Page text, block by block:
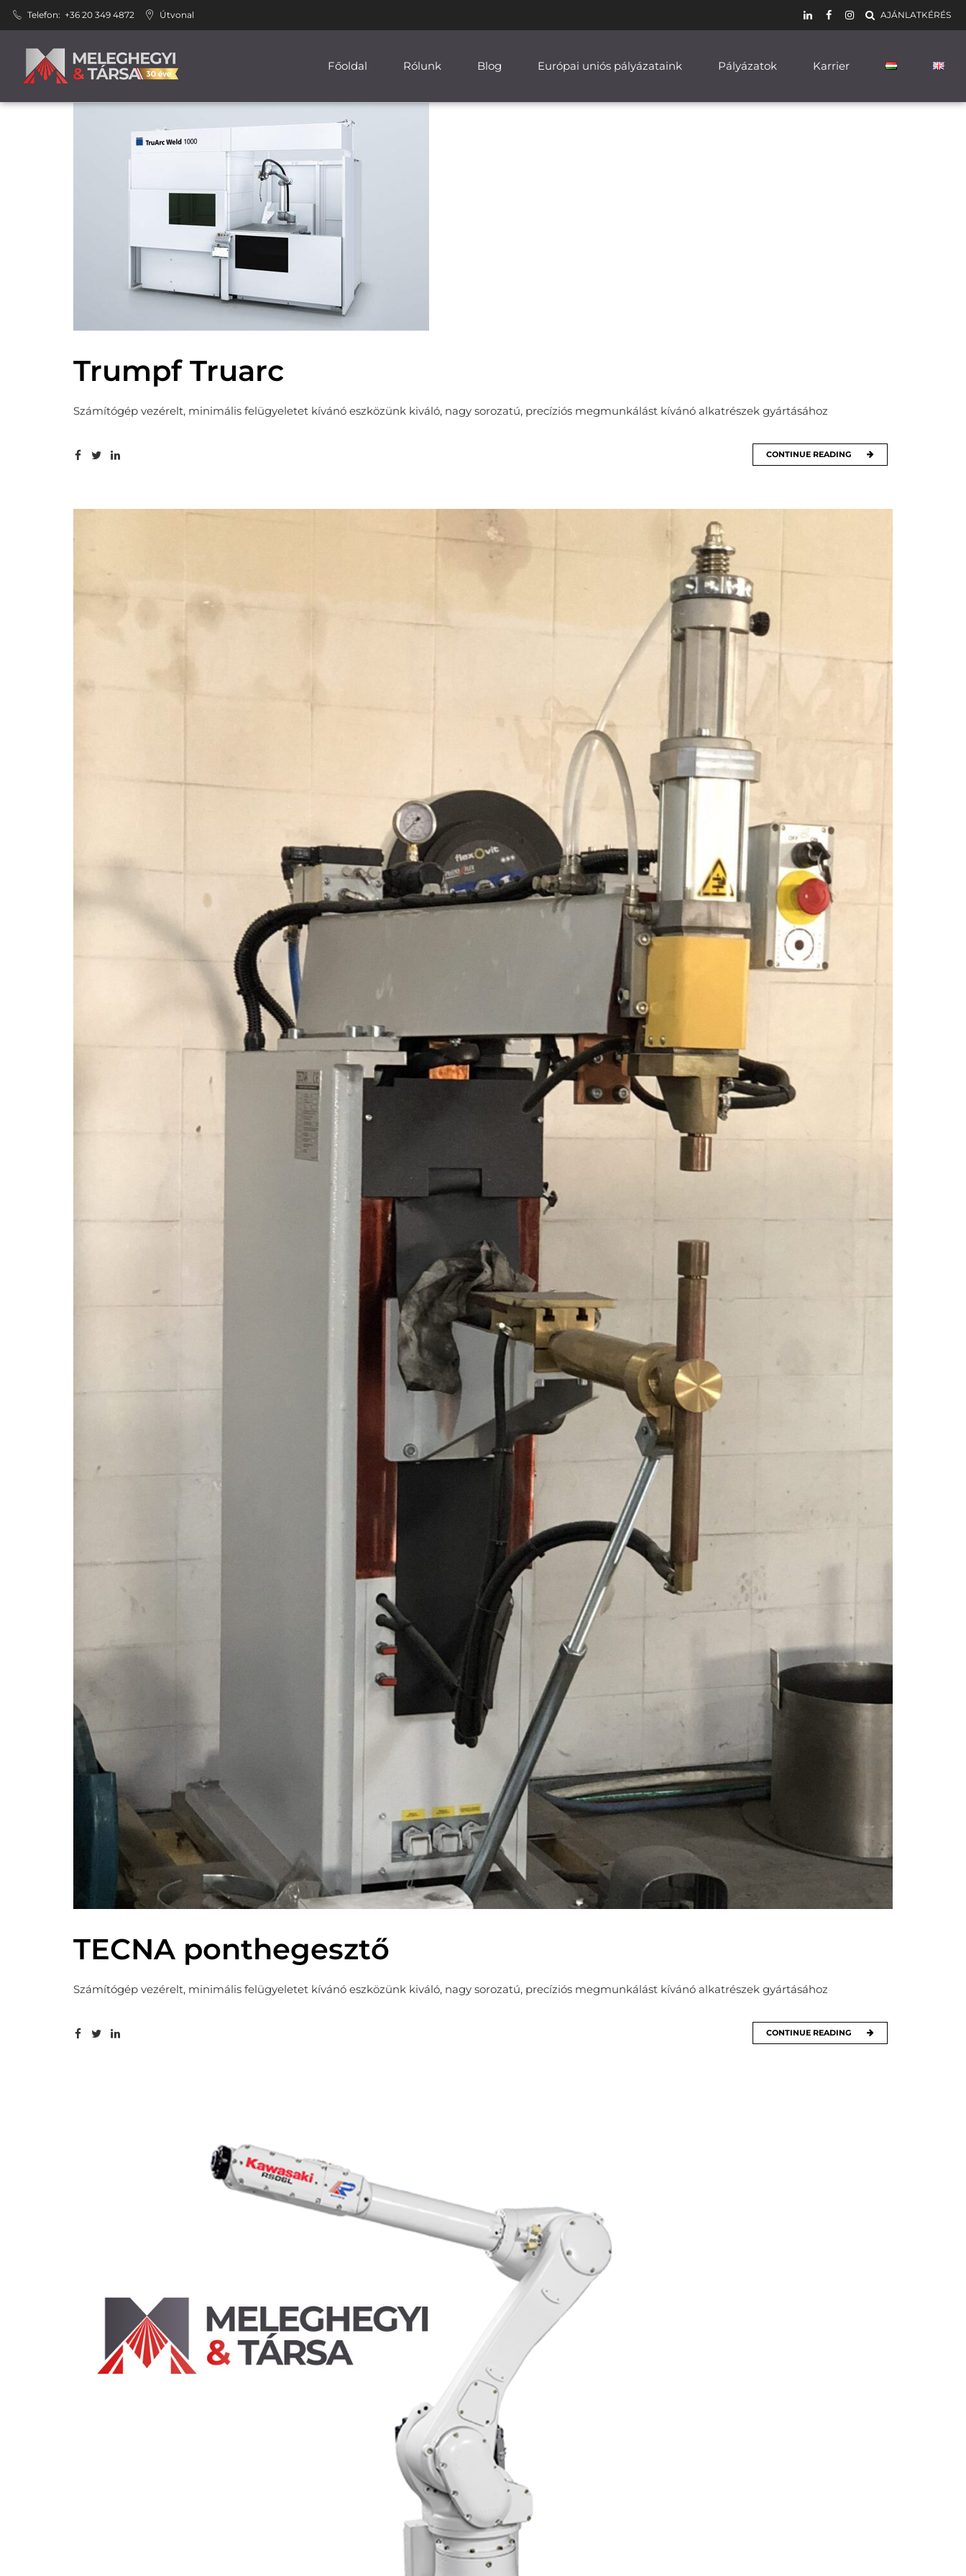
Telefon: +36 20 349 4872 Útvonal AJÁNLATKÉRÉS
Főoldal Rólunk Blog Európai uniós pályázataink Pályázatok Karrier
Trumpf Truarc
Számítógép vezérelt, minimális felügyeletet kívánó eszközünk kiváló, nagy sorozatú, precíziós megmunkálást kívánó alkatrészek gyártásához
CONTINUE READING
TECNA ponthegesztő
Számítógép vezérelt, minimális felügyeletet kívánó eszközünk kiváló, nagy sorozatú, precíziós megmunkálást kívánó alkatrészek gyártásához
CONTINUE READING